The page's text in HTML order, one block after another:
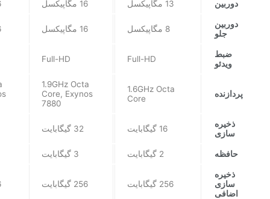
دوربین 13 مگاپیکسل 16 مگاپیکسل
دوربین
جلو
8 مگاپیکسل 16 مگاپیکسل
ضبط
ویدئو
Full-HD
Full-HD
پردازنده
1.6GHz Octa
Core
1.9GHz Octa
Core, Exynos
7880
ذخیره
سازی
16 گیگابایت 32 گیگابایت
حافظه 2 گیگابایت 3 گیگابایت
ذخیره
سازی
اضافی
256 گیگابایت 256 گیگابایت